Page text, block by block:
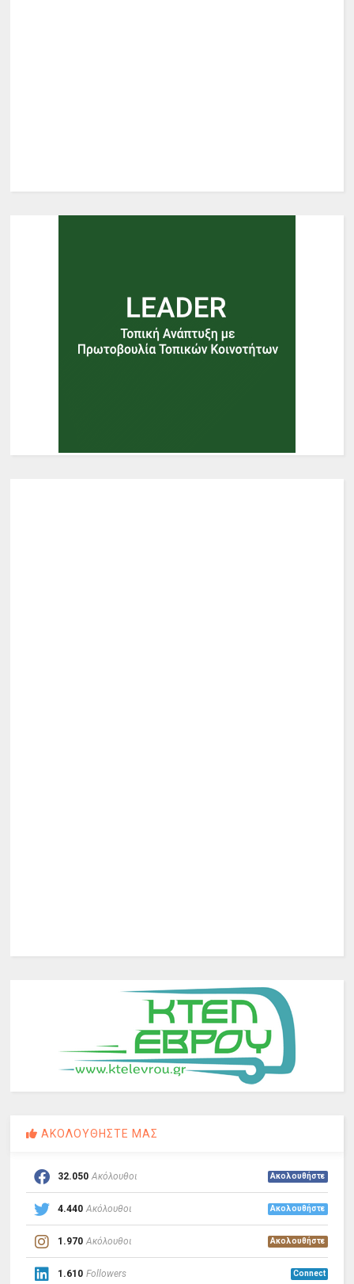
ΑΚΟΛΟΥΘΗΣΤΕ ΜΑΣ
32.050 Ακόλουθοι Ακολουθήστε
4.440 Ακόλουθοι Ακολουθήστε
1.970 Ακόλουθοι Ακολουθήστε
1.610 Followers Connect